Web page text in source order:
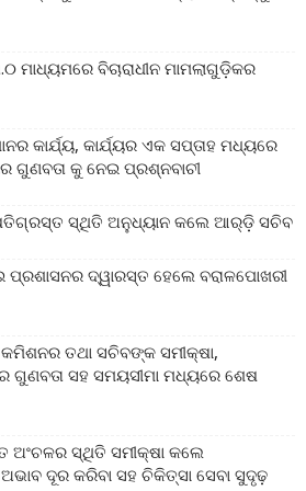
ମାଧ୍ୟମରେ ବିଚାରାଧୀନ ମାମଲାଗୁଡ଼ିକର
କାର୍ଯ୍ୟ, କାର୍ଯ୍ୟର ଏକ ସପ୍ତାହ ମଧ୍ୟରେ
ଗୁଣବତା କୁ ନେଇ ପ୍ରଶ୍ନବାଚୀ
ସ୍ଥିତି ଅନୁଧ୍ୟାନ କଲେ ଆର୍‌ଡ଼ି ସଚିବ
ପ୍ରଶାସନର ଦ୍ୱାରସ୍ତ ହେଲେ ବରାଳପୋଖରୀ
ତଥା ସଚିବଙ୍କ ସମୀକ୍ଷା,
ସହ ସମୟସୀମା ମଧ୍ୟରେ ଶେଷ
ଅଂଚଳର ସ୍ଥିତି ସମୀକ୍ଷା କଲେ
ଦୂର କରିବା ସହ ଚିକିତ୍ସା ସେବା ସୁଦୃଢ଼